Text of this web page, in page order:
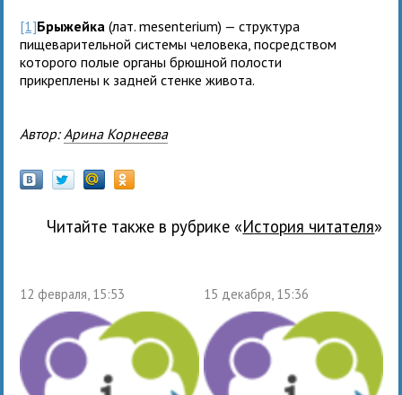
[1]Брыжейка (лат. mesenterium) — структура
пищеварительной системы человека, посредством
которого полые органы брюшной полости
прикреплены к задней стенке живота.
Автор: Арина Корнеева
Читайте также в рубрике « История читателя»
12 февраля, 15:53 15 декабря, 15:36